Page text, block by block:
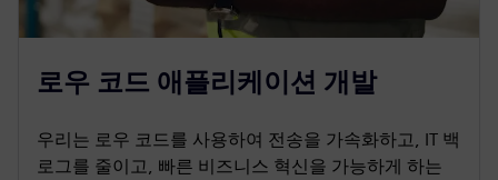
로우 코드 애플리케이션 개발
우리는 로우 코드를 사용하여 전송을 가속화하고, IT 백
로그를 줄이고, 빠른 비즈니스 혁신을 가능하게 하는